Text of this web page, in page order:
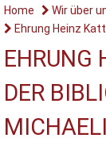
Home Wir über
Ehrung Heinz
EHRUNG
DER